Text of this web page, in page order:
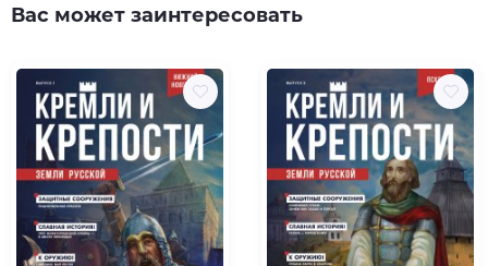
Вас может заинтересовать